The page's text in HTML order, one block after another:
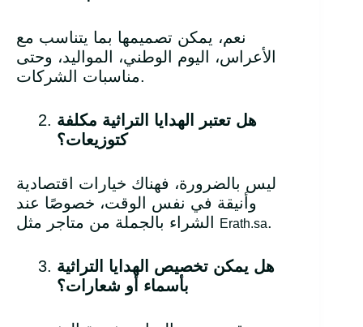
نعم، يمكن تصميمها بما يتناسب مع
الأعراس، اليوم الوطني، المواليد، وحتى
مناسبات الشركات.
هل تعتبر الهدايا التراثية مكلفة
كتوزيعات؟
ليس بالضرورة، فهناك خيارات اقتصادية
وأنيقة في نفس الوقت، خصوصًا عند
Erath.sa.
هل يمكن تخصيص الهدايا التراثية
بأسماء أو شعارات؟